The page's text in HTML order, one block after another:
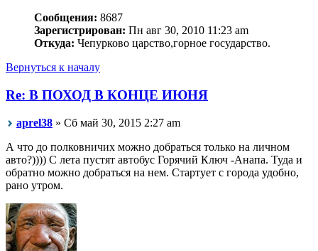
Сообщения: 8687
Зарегистрирован: Пн авг 30, 2010 11:23 am
Откуда: Чепурково царство,горное государство.
Вернуться к началу
Re: В ПОХОД В КОНЦЕ ИЮНЯ
aprel38 » Сб май 30, 2015 2:27 am
А что до полковничих можно добраться только на личном
авто?)))) С лета пустят автобус Горячий Ключ -Анапа. Туда и
обратно можно добраться на нем. Стартует с города удобно,
рано утром.